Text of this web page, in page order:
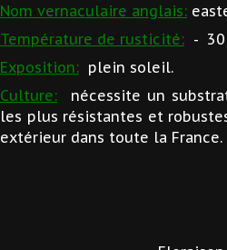
Nom vernaculaire anglais:
Température de rusticité: - 30
Exposition: plein soleil.
Culture: nécessite un
les plus résistantes et
extérieur dans toute la France.